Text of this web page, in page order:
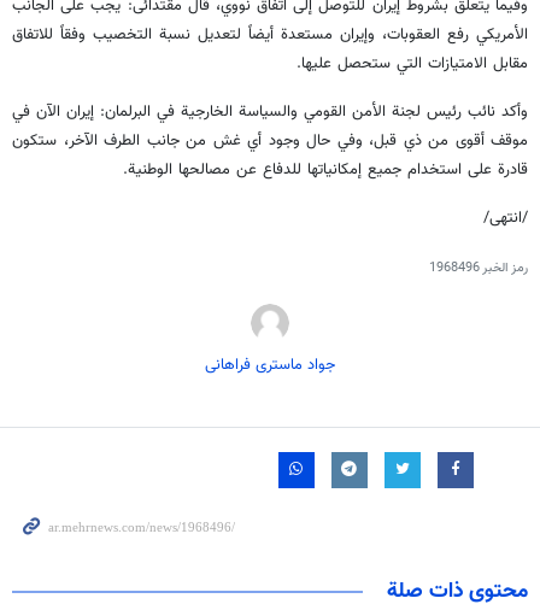
وفيما يتعلق بشروط إيران للتوصل إلى اتفاق نووي، قال مقتدائى: يجب على الجانب
الأمريكي رفع العقوبات، وإيران مستعدة أيضاً لتعديل نسبة التخصيب وفقاً للاتفاق
مقابل الامتيازات التي ستحصل عليها.
وأكد نائب رئيس لجنة الأمن القومي والسياسة الخارجية في البرلمان: إيران الآن في
موقف أقوى من ذي قبل، وفي حال وجود أي غش من جانب الطرف الآخر، ستكون
قادرة على استخدام جميع إمكانياتها للدفاع عن مصالحها الوطنية.
/انتهى/
رمز الخبر1968496
جواد ماستری فراهانی
محتوى ذات صلة